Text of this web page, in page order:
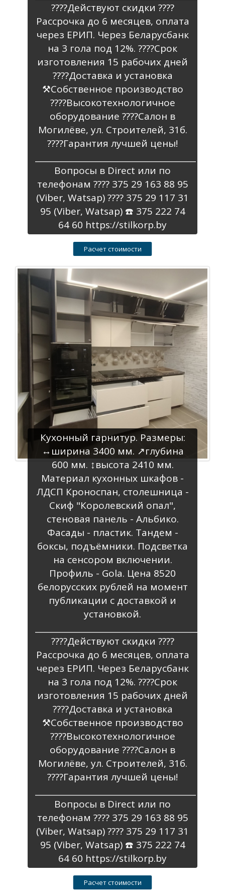
????Действуют скидки ????
Рассрочка до 6 месяцев, оплата
через ЕРИП. Через Беларусбанк
на 3 гола под 12%. ????️Срок
изготовления 15 рабочих дней
????Доставка и установка
⚒️Собственное производство
????Высокотехнологичное
оборудование ????Салон в
Могилёве, ул. Строителей, 31б.
????Гарантия лучшей цены!
Вопросы в Direct или по
телефонам ???? 375 29 163 88 95
(Viber, Watsap) ???? 375 29 117 31
95 (Viber, Watsap) ☎️ 375 222 74
64 60 https://stilkorp.by
Расчет стоимости
Кухонный гарнитур. Размеры:
↔️ширина 3400 мм. ↗️глубина
600 мм. ↕️высота 2410 мм.
Материал кухонных шкафов -
ЛДСП Кроноспан, столешница -
Скиф "Королевский опал",
стеновая панель - Альбико.
Фасады - пластик. Тандем -
боксы, подъёмники. Подсветка
на сенсором включении.
Профиль - Gola. Цена 8520
белорусских рублей на момент
публикации с доставкой и
установкой.
????Действуют скидки ????
Рассрочка до 6 месяцев, оплата
через ЕРИП. Через Беларусбанк
на 3 гола под 12%. ????️Срок
изготовления 15 рабочих дней
????Доставка и установка
⚒️Собственное производство
????Высокотехнологичное
оборудование ????Салон в
Могилёве, ул. Строителей, 31б.
????Гарантия лучшей цены!
Вопросы в Direct или по
телефонам ???? 375 29 163 88 95
(Viber, Watsap) ???? 375 29 117 31
95 (Viber, Watsap) ☎️ 375 222 74
64 60 https://stilkorp.by
Расчет стоимости